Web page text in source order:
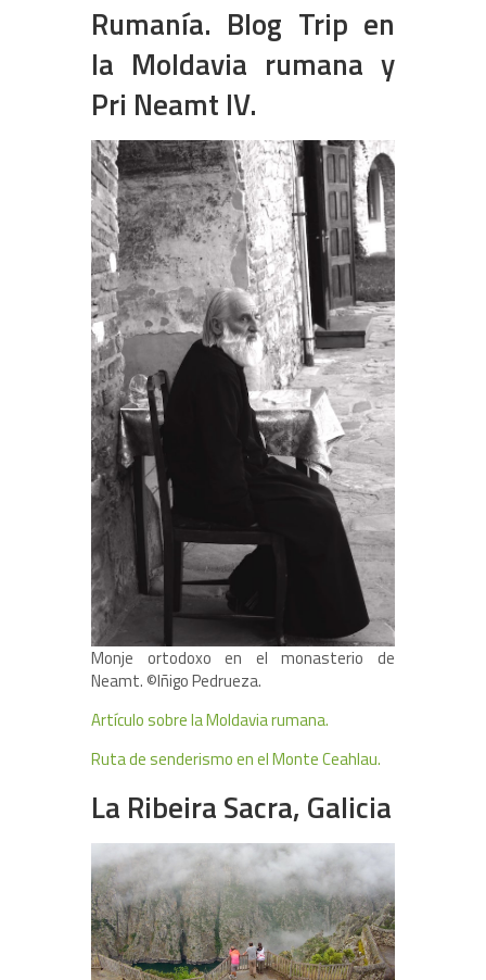
Rumanía. Blog Trip en
la Moldavia rumana y
Pri Neamt IV.
Monje ortodoxo en el monasterio de
Neamt. ©Iñigo Pedrueza.
Artículo sobre la Moldavia rumana.
Ruta de senderismo en el Monte Ceahlau.
La Ribeira Sacra, Galicia